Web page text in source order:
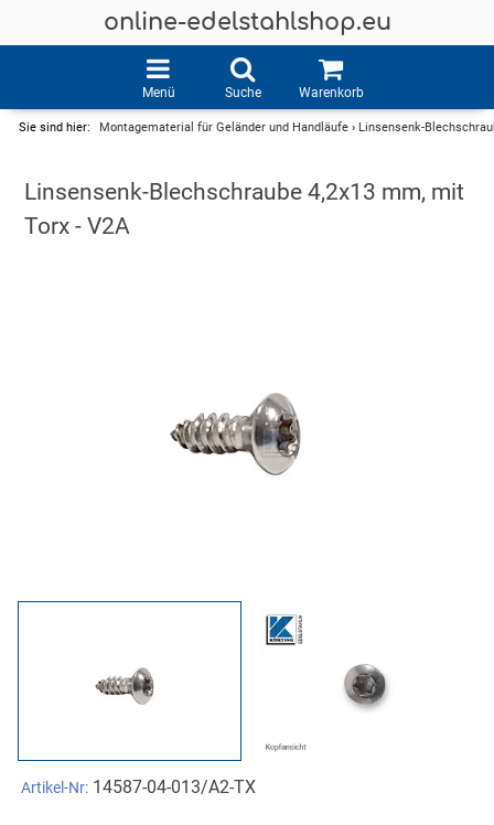
online-edelstahlshop.eu
Menü Suche Warenkorb
Sie sind hier: Montagematerial für Geländer und Handläufe› Linsensenk-
Linsensenk-Blechschraube 4,2x13 mm, mit
Torx - V2A
Artikel-Nr: 14587-04-013/A2-TX